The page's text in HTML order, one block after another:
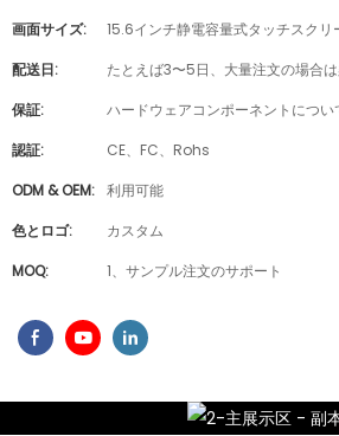
画面サイズ:
15.6インチ静電容量式タッチスクリ
配送日:
たとえば3〜5日、大量注文の場合
保証:
ハードウェアコンポーネントにつ
認証:
CE、FC、Rohs
ODM & OEM: 利用可能
色とロゴ:
カスタム
MOQ:
1、サンプル注文のサポート